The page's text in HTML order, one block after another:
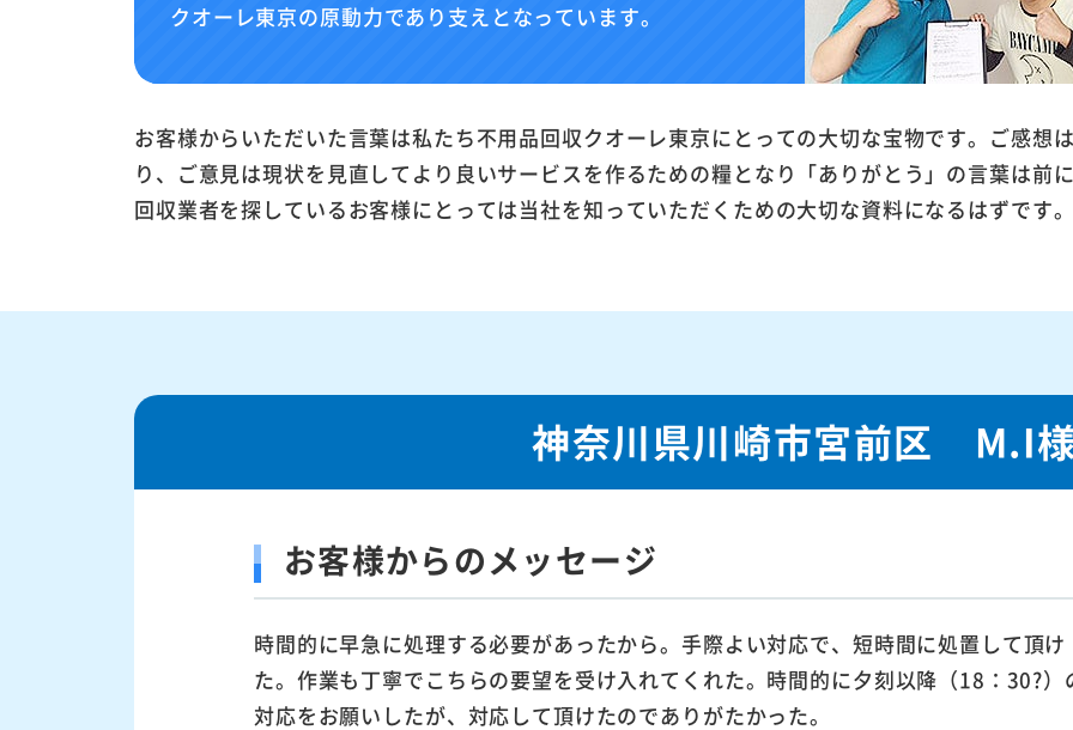
クオーレ東京の原動力であり支えとなっています。
お客様からいただいた言葉は私たち不用品回収クオーレ東京にとっての大切な宝物です。ご感想
り、ご意見は現状を見直してより良いサービスを作るための糧となり「ありがとう」の言葉は前
回収業者を探しているお客様にとっては当社を知っていただくための大切な資料になるはずです
神奈川県川崎市宮前区 M.I
お客様からのメッセージ
時間的に早急に処理する必要があったから。手際よい対応で、短時間に処置して頂け
た。作業も丁寧でこちらの要望を受け入れてくれた。時間的に夕刻以降（18：30?）
対応をお願いしたが、対応して頂けたのでありがたかった。